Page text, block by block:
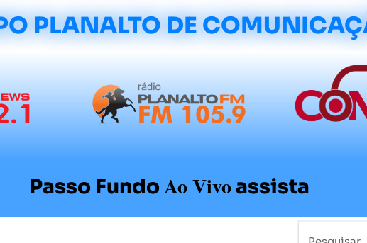
PLANALTO DE
Passo FundoAo Vivoassista